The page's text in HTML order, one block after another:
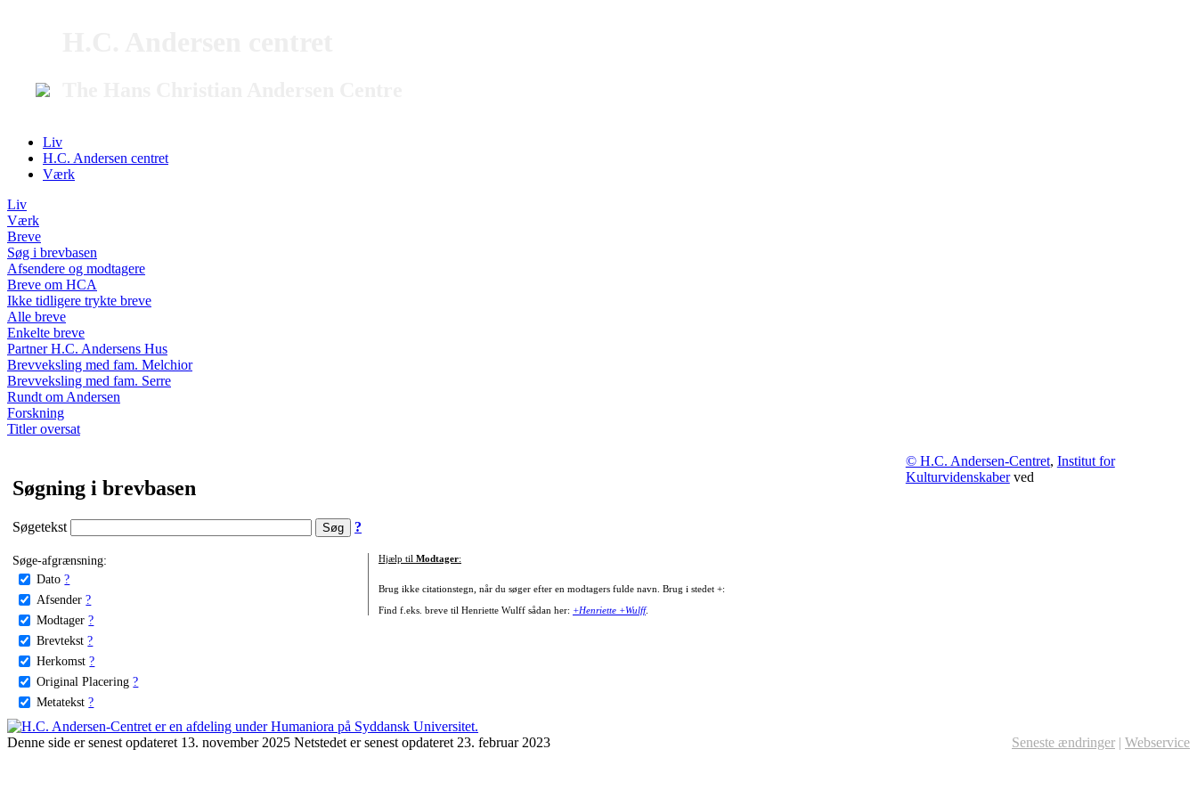
Liv
H.C. Andersen centret
Værk
Liv
Værk
Breve
Søg i brevbasen
Afsendere og modtagere
Breve om HCA
Ikke tidligere trykte breve
Alle breve
Enkelte breve
Partner H.C. Andersens Hus
Brevveksling med fam. Melchior
Brevveksling med fam. Serre
Rundt om Andersen
Forskning
Titler oversat
Søgning i brevbasen
Søgetekst ?
Søge-afgrænsning:
Dato ?
Afsender ?
Modtager ?
Brevtekst ?
Herkomst ?
Original Placering ?
Metatekst ?
Hjælp til Modtager:
Brug ikke citationstegn, når du søger efter en modtagers fulde navn. Brug i stedet +:
Find f.eks. breve til Henriette Wulff sådan her: +Henriette +Wulff.
© H.C. Andersen-Centret, Institut for
Kulturvidenskaberved
Denne side er senest opdateret 13. november 2025 Netstedet er senest opdateret 23. februar 2023 Seneste ændringer | Webservice